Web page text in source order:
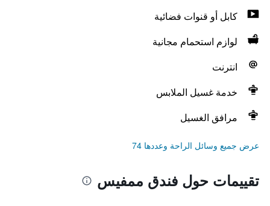
كابل أو قنوات فضائية
لوازم استحمام مجانية
انترنت
خدمة غسيل الملابس
مرافق الغسيل
عرض جميع وسائل الراحة وعددها 74
تقييمات حول فندق ممفيس